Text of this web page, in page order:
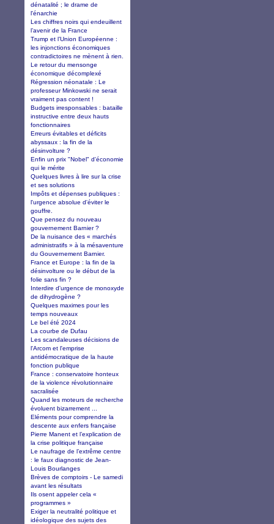
dénatalité ; le drame de
l'énarchie
Les chiffres noirs qui endeuillent
l’avenir de la France
Trump et l’Union Européenne :
les injonctions économiques
contradictoires ne mènent à rien.
Le retour du mensonge
économique décomplexé
Régression néonatale : Le
professeur Minkowski ne serait
vraiment pas content !
Budgets irresponsables : bataille
instructive entre deux hauts
fonctionnaires
Erreurs évitables et déficits
abyssaux : la fin de la
désinvolture ?
Enfin un prix "Nobel" d'économie
qui le mérite
Quelques livres à lire sur la crise
et ses solutions
Impôts et dépenses publiques :
l'urgence absolue d'éviter le
gouffre.
Que pensez du nouveau
gouvernement Barnier ?
De la nuisance des « marchés
administratifs » à la mésaventure
du Gouvernement Barnier.
France et Europe : la fin de la
désinvolture ou le début de la
folie sans fin ?
Interdire d'urgence de monoxyde
de dihydrogène ?
Quelques maximes pour les
temps nouveaux
Le bel été 2024
La courbe de Dufau
Les scandaleuses décisions de
l'Arcom et l'emprise
antidémocratique de la haute
fonction publique
France : conservatoire honteux
de la violence révolutionnaire
sacralisée
Quand les moteurs de recherche
évoluent bizarrement ...
Eléments pour comprendre la
descente aux enfers française
Pierre Manent et l’explication de
la crise politique française
Le naufrage de l’extrême centre
: le faux diagnostic de Jean-
Louis Bourlanges
Brèves de comptoirs - Le samedi
avant les résultats
Ils osent appeler cela «
programmes »
Exiger la neutralité politique et
idéologique des sujets des